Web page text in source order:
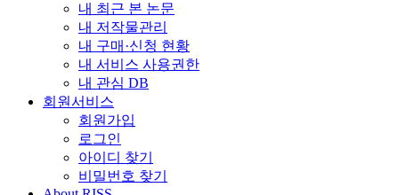
내 최근 본 논문
내 저작물관리
내 구매·신청 현황
내 서비스 사용권한
내 관심 DB
회원서비스
회원가입
로그인
아이디 찾기
비밀번호 찾기